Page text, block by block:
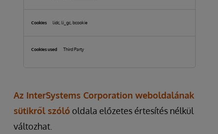
lidc, li_gc, bcookie
Third Party
Az InterSystems Corporation weboldalának
sütikről szóló oldala előzetes értesítés nélkül
változhat.